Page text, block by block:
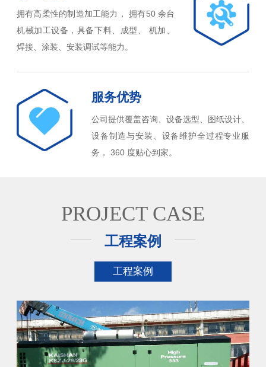
拥有高柔性的制造加工能力， 拥有50 余台
机械加工设备，具备下料、成型、 机加、
焊接、涂装、安装调试等能力。
服务优势
公司提供覆盖咨询、设备选型、图纸设计、
设备制造与安装、设备维护全过程专业服
务， 360 度贴心到家。
PROJECT CASE
工程案例
工程案例